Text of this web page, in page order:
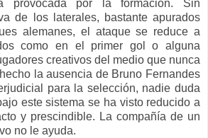
provocada por la formación. Sin
de los laterales, bastante apurados
alemanes, el ataque se reduce a
como en el primer gol o alguna
creativos del medio que nunca
la ausencia de Bruno Fernandes
para la selección, nadie duda
este sistema se ha visto reducido a
y prescindible. La compañía de un
no le ayuda.